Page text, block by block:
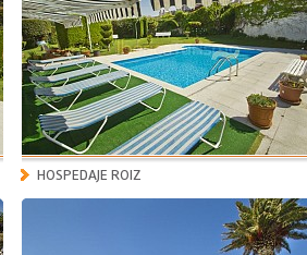
HOSPEDAJE ROIZ